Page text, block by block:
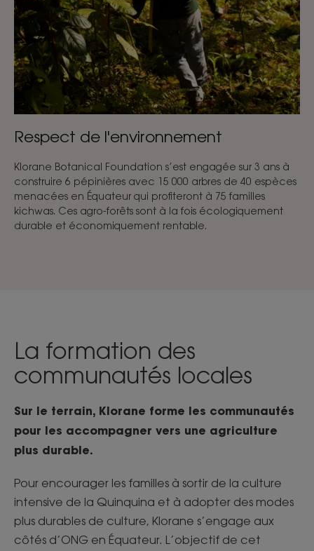
Respect de l'environnement
Klorane Botanical Foundation s’est engagée sur 3 ans à
construire 6 pépinières avec 15 000 arbres de 40 espèces
menacées en Équateur qui profiteront à 75 familles
kichwas. Ces agro-forêts sont à la fois écologiquement
durable et économiquement rentable.
La formation des
communautés locales
Sur le terrain, Klorane forme les communautés
pour les accompagner vers une agriculture
plus durable.
Pour encourager les familles à sortir de la culture
intensive de la Quinquina et à adopter des modes
plus durables de culture, Klorane s’engage aux
côtés d’ONG en Équateur. L’objectif de cet